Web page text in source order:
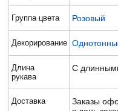
Группа цвета Розовый
Декорирование
Длина
рукава
С
Доставка
Заказы